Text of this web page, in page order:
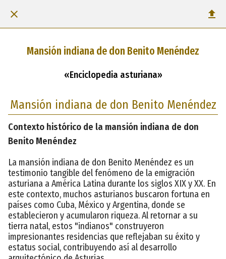
Mansión indiana de don Benito Menéndez
«Enciclopedia asturiana»
Mansión indiana de don Benito Menéndez
Contexto histórico de la mansión indiana de don
Benito Menéndez
La mansión indiana de don Benito Menéndez es un
testimonio tangible del fenómeno de la emigración
asturiana a América Latina durante los siglos XIX y XX. En
este contexto, muchos asturianos buscaron fortuna en
países como Cuba, México y Argentina, donde se
establecieron y acumularon riqueza. Al retornar a su
tierra natal, estos "indianos" construyeron
impresionantes residencias que reflejaban su éxito y
estatus social, contribuyendo así al desarrollo